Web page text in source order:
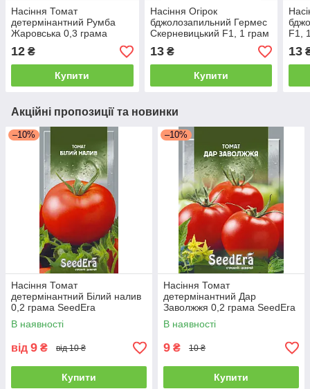
Насіння Томат
детермінантний Румба
Жаровська 0,3 грама
PNOS
12 ₴
Купити
Насіння Огірок
бджолозапильний Гермес
Скерневицький F1, 1 грам
PNOS
13₴
Купити
F1,
13
Акційні пропозиції та новинки
–10%
Насіння Томат
детермінантний Білий налив
0,2 грама SeedEra
В наявності
від 9 ₴ від 10 ₴
Купити
–10%
Насіння Томат
детермінантний Дар
Заволжжя 0,2 грама SeedEra
В наявності
9 ₴ 10 ₴
Купити